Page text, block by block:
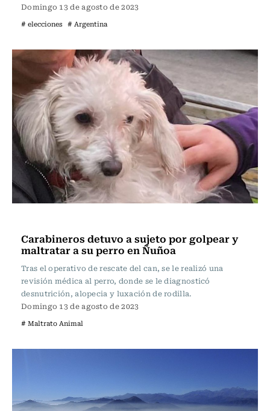
Domingo 13 de agosto de 2023
# elecciones # Argentina
Carabineros detuvo a sujeto por golpear y
maltratar a su perro en Ñuñoa
Tras el operativo de rescate del can, se le realizó una
revisión médica al perro, donde se le diagnosticó
desnutrición, alopecia y luxación de rodilla.
Domingo 13 de agosto de 2023
# Maltrato Animal